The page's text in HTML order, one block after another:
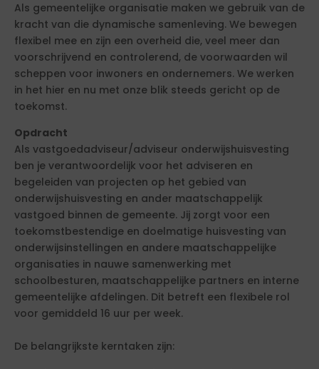
Als gemeentelijke organisatie maken we gebruik van de
kracht van die dynamische samenleving. We bewegen
flexibel mee en zijn een overheid die, veel meer dan
voorschrijvend en controlerend, de voorwaarden wil
scheppen voor inwoners en ondernemers. We werken
in het hier en nu met onze blik steeds gericht op de
toekomst.
Opdracht
Als vastgoedadviseur/adviseur onderwijshuisvesting
ben je verantwoordelijk voor het adviseren en
begeleiden van projecten op het gebied van
onderwijshuisvesting en ander maatschappelijk
vastgoed binnen de gemeente. Jij zorgt voor een
toekomstbestendige en doelmatige huisvesting van
onderwijsinstellingen en andere maatschappelijke
organisaties in nauwe samenwerking met
schoolbesturen, maatschappelijke partners en interne
gemeentelijke afdelingen. Dit betreft een flexibele rol
voor gemiddeld 16 uur per week.
De belangrijkste kerntaken zijn: